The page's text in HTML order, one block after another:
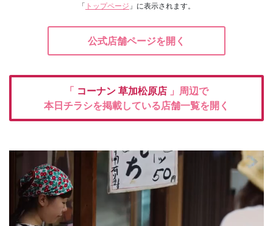
「 トップページ 」に表示されます。
公式店舗ページを開く
「 コーナン 草加松原店 」周辺で
本日チラシを掲載している店舗一覧を開く